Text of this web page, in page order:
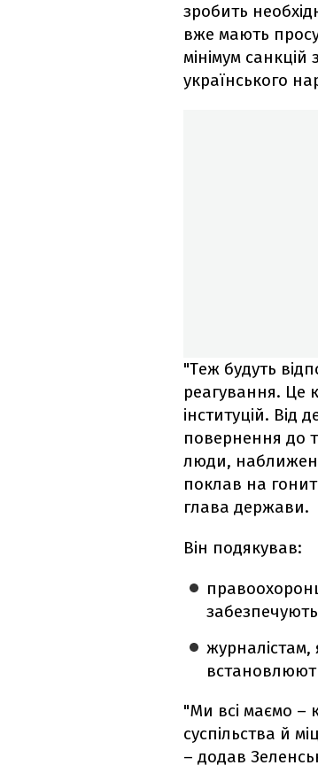
зробить
вже мають
мінімум
українського
"Теж будуть
реагування. Це
інституцій. Від
повернення до
люди, наближені
поклав на
глава держави.
Він подякував:
журналістам,
"Ми всі маємо –
суспільства й
– додав